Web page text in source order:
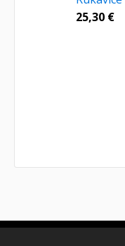
25,30 €